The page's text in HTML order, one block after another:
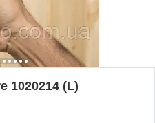
1020214 (L)